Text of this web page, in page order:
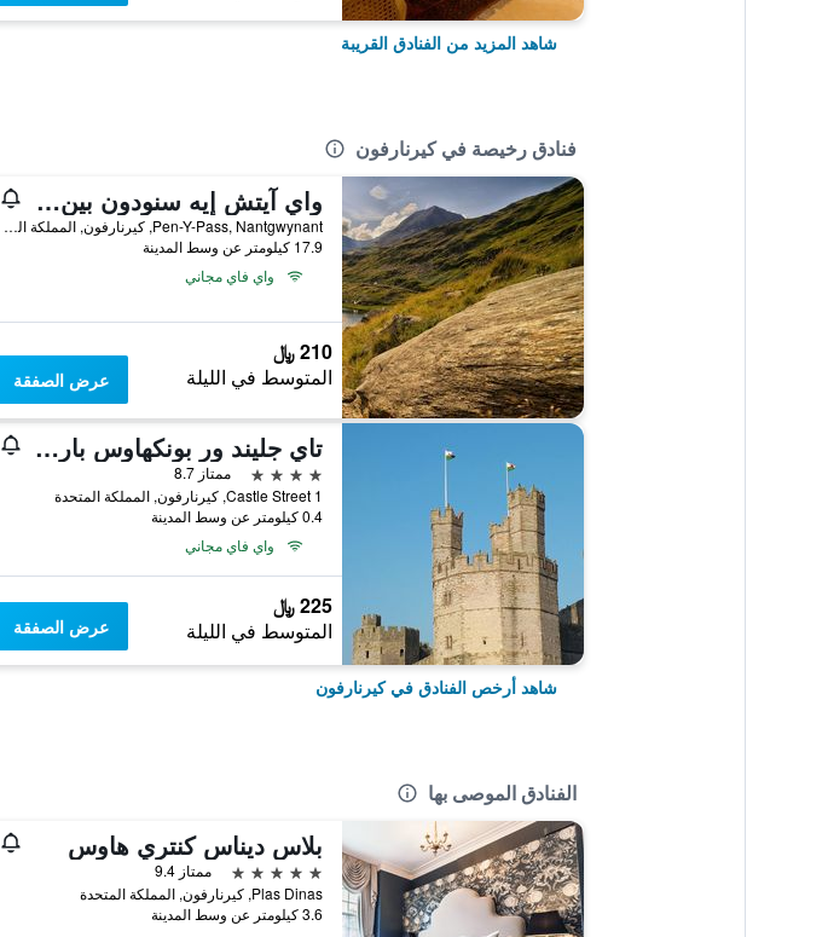
شاهد المزيد من الفنادق القريبة
فنادق رخيصة في كيرنارفون
واي آيتش إيه سنودون بين-يي-باس - هوستل
Pen-Y-Pass, Nantgwynant, كيرنارفون, المملكة المتحدة
17.9 كيلومتر عن وسط المدينة
واي فاي مجاني
210 ﷼
المتوسط في الليلة عرض الصفقة
تاي جليند ور بونكهاوس بار آند كافيه - هوستل
4 نجوم
ممتاز 8.7
1 Castle Street, كيرنارفون, المملكة المتحدة
0.4 كيلومتر عن وسط المدينة
واي فاي مجاني
225 ﷼
المتوسط في الليلة عرض الصفقة
شاهد أرخص الفنادق في كيرنارفون
الفنادق الموصى بها
بلاس ديناس كنتري هاوس
5 نجوم
ممتاز 9.4
Plas Dinas, كيرنارفون, المملكة المتحدة
3.6 كيلومتر عن وسط المدينة